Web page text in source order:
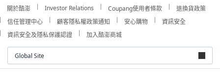
關於酷澎 Investor Relations Coupang使用者條款
退換貨政策
信任管理中心
顧客隱私權政策通知 安心購物
資訊安全
資訊安全及隱私保護認證
加入酷澎商城
Global Site